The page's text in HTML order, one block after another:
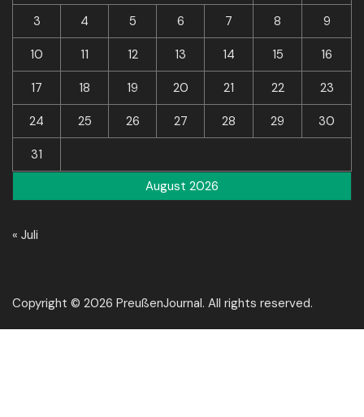
August 2026
3 4 5 6 7 8 9
10 11 12 13 14 15 16
17 18 19 20 21 22 23
24 25 26 27 28 29 30
31
« Juli
Copyright © 2026 PreußenJournal. All rights reserved.